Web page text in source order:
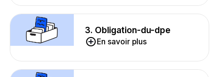
3. Obligation-du-dpe
En savoir plus